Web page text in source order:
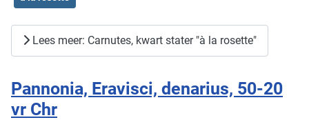
Lees meer: Carnutes, kwart stater "à la rosette"
Pannonia, Eravisci, denarius, 50-20
vr Chr